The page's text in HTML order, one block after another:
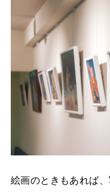
絵画のときもあれば